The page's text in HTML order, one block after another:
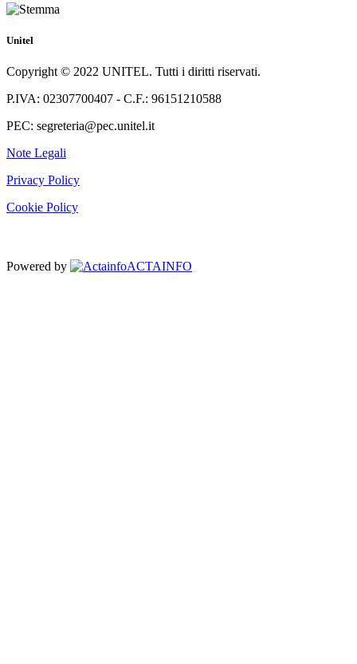
Unitel
Copyright © 2022 UNITEL. Tutti i diritti riservati.
P.IVA: 02307700407 - C.F.: 96151210588
PEC: segreteria@pec.unitel.it
Note Legali
Privacy Policy
Cookie Policy
Powered by ACTAINFO